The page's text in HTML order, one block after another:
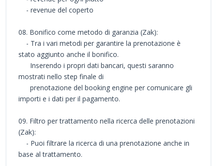
- revenue del coperto
08. Bonifico come metodo di garanzia (Zak):
- Tra i vari metodi per garantire la prenotazione è
stato aggiunto anche il bonifico.
Inserendo i propri dati bancari, questi saranno
mostrati nello step finale di
prenotazione del booking engine per comunicare gli
importi e i dati per il pagamento.
09. Filtro per trattamento nella ricerca delle prenotazioni
(Zak):
- Puoi filtrare la ricerca di una prenotazione anche in
base al trattamento.